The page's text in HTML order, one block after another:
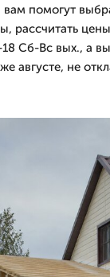
вам помогут
рассчитать
Сб-Вс вых., а
августе, не